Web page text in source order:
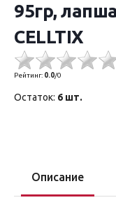
95гр,
CELLTIX
Рейтинг: 0.0/0
Остаток: 6 шт.
Описание